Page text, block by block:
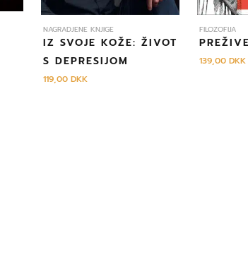
NAGRADJENE KNJIGE
IZ SVOJE KOŽE: ŽIVOT
S DEPRESIJOM
119,00DKK
FILOZOFIJA
139,00 DKK